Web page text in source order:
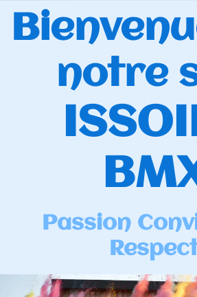
notre
Passion